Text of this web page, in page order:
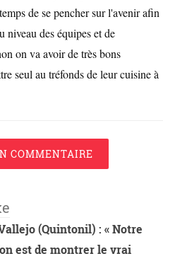
de se pencher sur l'avenir afin
niveau des équipes et de
on va avoir de très bons
seul au tréfonds de leur cuisine à
COMMENTAIRE
(Quintonil) : « Notre
est de montrer le vrai